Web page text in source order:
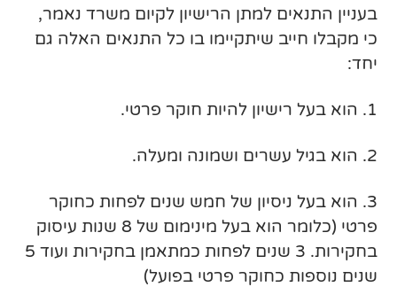
בעניין התנאים למתן הרישיון לקיום משרד נאמר,
כי מקבלו חייב שיתקיימו בו כל התנאים האלה גם
יחד:
1. הוא בעל רישיון להיות חוקר פרטי.
2. הוא בגיל עשרים ושמונה ומעלה.
3. הוא בעל ניסיון של חמש שנים לפחות כחוקר
פרטי (כלומר הוא בעל מינימום של 8 שנות עיסוק
בחקירות. 3 שנים לפחות כמתאמן בחקירות ועוד 5
שנים נוספות כחוקר פרטי בפועל)